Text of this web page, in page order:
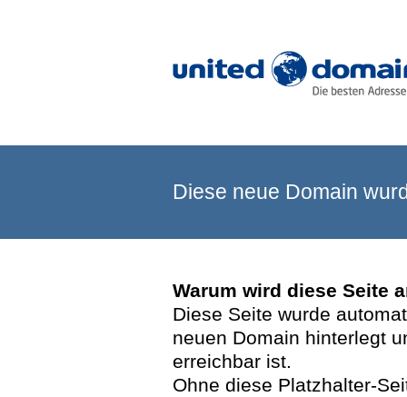
Diese neue Domain
Warum wird diese Seite
Diese Seite wurde
neuen Domain hinterlegt
erreichbar ist.
Ohne diese Platzhalter-